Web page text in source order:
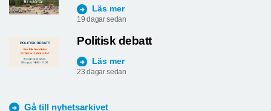
Läs mer
19 dagar sedan
Politisk debatt
Läs mer
23 dagar sedan
Gå till nyhetsarkivet